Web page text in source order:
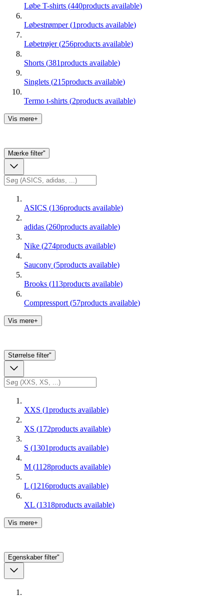
Løbe T-shirts (440products available)
Løbestrømper (1products available)
Løbetrøjer (256products available)
Shorts (381products available)
Singlets (215products available)
Termo t-shirts (2products available)
Vis mere+
Mærke filter"
ASICS (136products available)
adidas (260products available)
Nike (274products available)
Saucony (5products available)
Brooks (113products available)
Compressport (57products available)
Vis mere+
Størrelse filter"
XXS (1products available)
XS (172products available)
S (1301products available)
M (1128products available)
L (1216products available)
XL (1318products available)
Vis mere+
Egenskaber filter"